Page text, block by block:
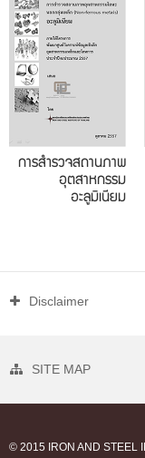
การสำรวจสถานภาพ
อุตสาหกรรม
อะลูมิเนียม
Disclaimer
SITE MAP
© 2015 IRON AND STEEL